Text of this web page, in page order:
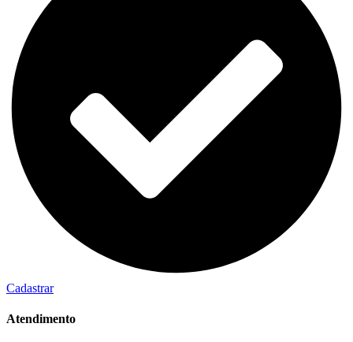
Cadastrar
Atendimento